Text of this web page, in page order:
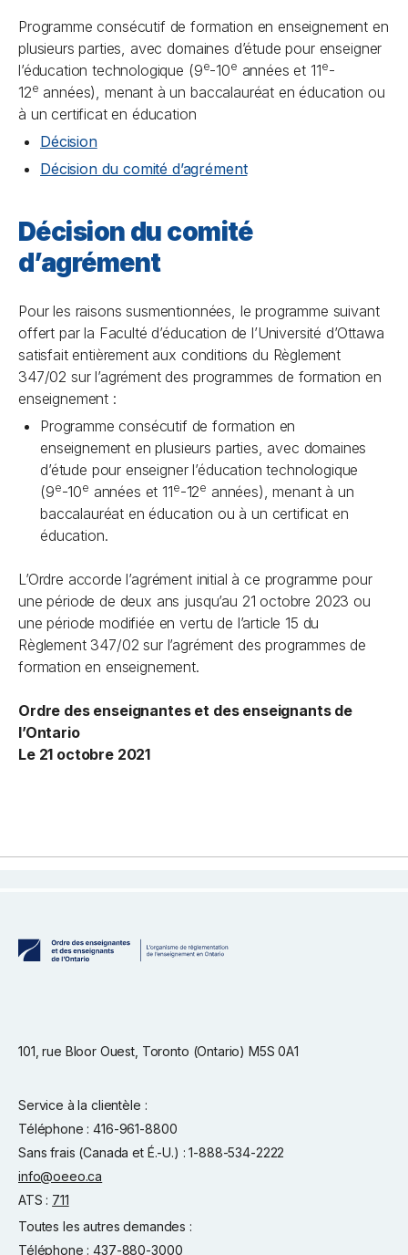
Programme consécutif de formation en enseignement en
plusieurs parties, avec domaines d’étude pour enseigner
l’éducation technologique (9e-10e années et 11e-
12e années), menant à un baccalauréat en éducation ou
à un certificat en éducation
Décision
Décision du comité d’agrément
Décision du comité
d’agrément
Pour les raisons susmentionnées, le programme suivant
offert par la Faculté d’éducation de l’Université d’Ottawa
satisfait entièrement aux conditions du Règlement
347/02 sur l’agrément des programmes de formation en
enseignement :
Programme consécutif de formation en
enseignement en plusieurs parties, avec domaines
d’étude pour enseigner l’éducation technologique
(9e-10e années et 11e-12e années), menant à un
baccalauréat en éducation ou à un certificat en
éducation.
L’Ordre accorde l’agrément initial à ce programme pour
une période de deux ans jusqu’au 21 octobre 2023 ou
une période modifiée en vertu de l’article 15 du
Règlement 347/02 sur l’agrément des programmes de
formation en enseignement.
Ordre des enseignantes et des enseignants de
l’Ontario
Le 21 octobre 2021
101, rue Bloor Ouest, Toronto (Ontario) M5S 0A1
Service à la clientèle :
Téléphone : 416-961-8800
Sans frais (Canada et É.-U.) : 1-888-534-2222
info@oeeo.ca
ATS : 711
Toutes les autres demandes :
Téléphone : 437-880-3000